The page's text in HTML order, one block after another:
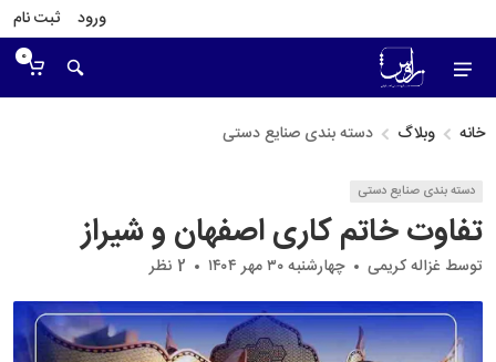
ورود ثبت نام
0
خانه وبلاگ دسته بندی صنایع دستی
دسته بندی صنایع دستی
تفاوت خاتم کاری اصفهان و شیراز
توسط غزاله کریمی چهارشنبه ۳۰ مهر ۱۴۰۴ 2 نظر